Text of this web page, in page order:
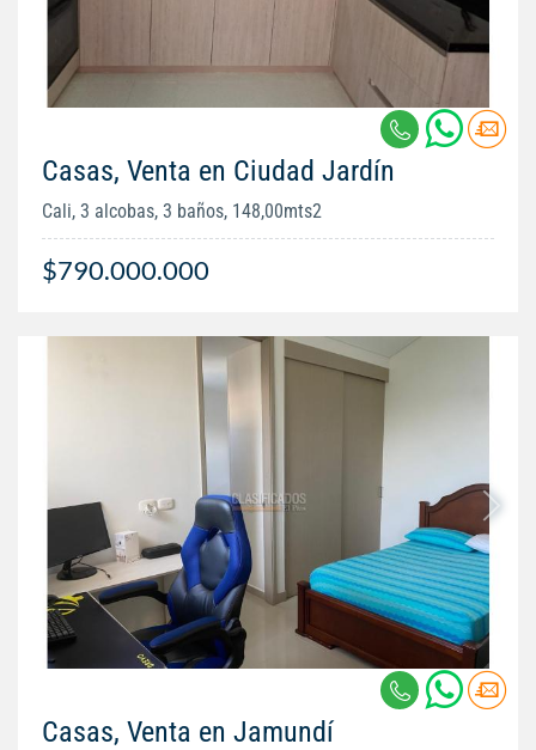
Casas, Venta en Ciudad Jardín
Cali, 3 alcobas, 3 baños, 148,00mts2
$790.000.000
Casas, Venta en Jamundí